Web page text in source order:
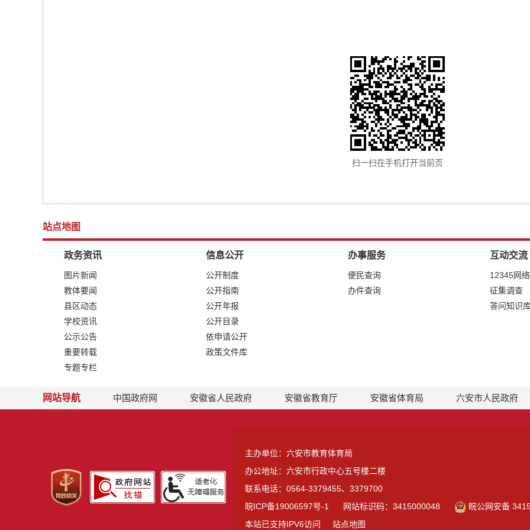
扫一扫在手机打开当前页
站点地图
政务资讯
图片新闻
教体要闻
县区动态
学校资讯
公示公告
重要转载
专题专栏
信息公开
公开制度
公开指南
公开年报
公开目录
依申请公开
政策文件库
办事服务
便民查询
办件查询
互动交流
12345网
征集调查
答问知识
网站导航 中国政府网 安徽省人民政府 安徽省教育厅 安徽省体育局 六安市人民政府
主办单位：六安市教育体育局
办公地址：六安市行政中心五号楼二楼
联系电话：0564-3379455、3379700
皖ICP备19006597号-1
网站标识码：3415000048
皖公网安备
本站已支持IPV6访问
站点地图